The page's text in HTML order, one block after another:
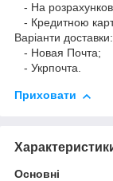
- На
- Кредитною
Варіанти доставки:
- Новая Почта;
- Укрпочта.
Приховати
Основні